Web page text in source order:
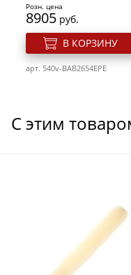
Розн. цена
8905 руб.
В КОРЗИНУ
арт. 540v-BAB2654EPE
Щипцы-выпрямители
BaByliss Pro BabySleek
Bab2050E
С этим